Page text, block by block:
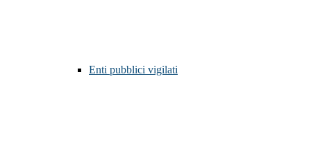
Enti pubblici vigilati